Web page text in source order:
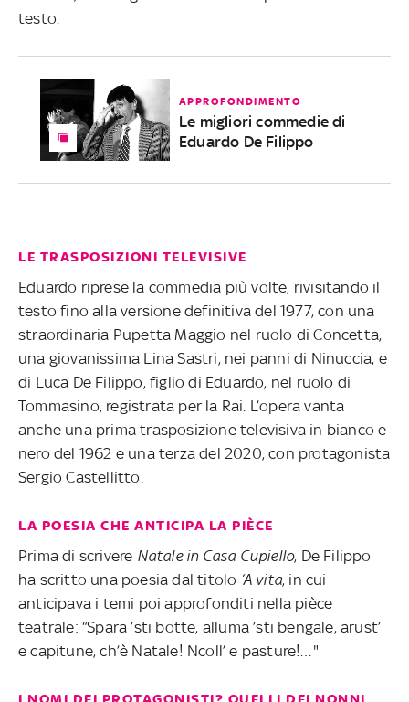
testo.
APPROFONDIMENTO
Le migliori commedie di
Eduardo De Filippo
LE TRASPOSIZIONI TELEVISIVE
Eduardo riprese la commedia più volte, rivisitando il
testo fino alla versione definitiva del 1977, con una
straordinaria Pupetta Maggio nel ruolo di Concetta,
una giovanissima Lina Sastri, nei panni di Ninuccia, e
di Luca De Filippo, figlio di Eduardo, nel ruolo di
Tommasino, registrata per la Rai. L’opera vanta
anche una prima trasposizione televisiva in bianco e
nero del 1962 e una terza del 2020, con protagonista
Sergio Castellitto.
LA POESIA CHE ANTICIPA LA PIÈCE
Prima di scrivere Natale in Casa Cupiello, De Filippo
ha scritto una poesia dal titolo ‘A vita, in cui
anticipava i temi poi approfonditi nella pièce
teatrale: “Spara ’sti botte, alluma ’sti bengale, arust’
e capitune, ch’è Natale! Ncoll’ e pasture!…"